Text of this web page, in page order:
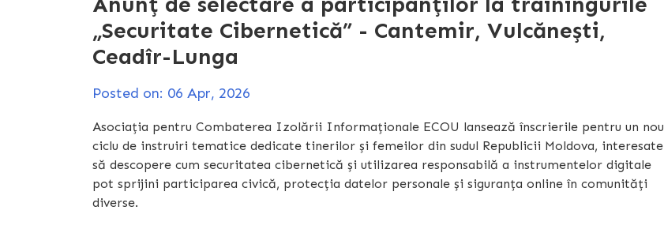
„Securitate Cibernetică” - Cantemir, Vulcănești,
Ceadîr-Lunga
Posted on: 06 Apr, 2026
Asociația pentru Combaterea Izolării Informaționale ECOU lansează înscrierile pentru un nou
ciclu de instruiri tematice dedicate tinerilor și femeilor din sudul Republicii Moldova, interesate
să descopere cum securitatea cibernetică și utilizarea responsabilă a instrumentelor digitale
pot sprijini participarea civică, protecția datelor personale și siguranța online în comunități
diverse.